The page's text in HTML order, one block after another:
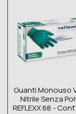
Guanti Monouso
Nitrile Senza
REFLEXX 68 -